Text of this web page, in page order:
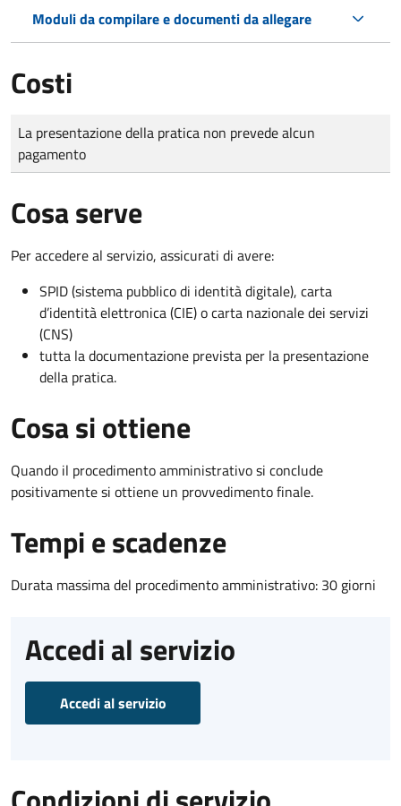
Moduli da compilare e documenti da allegare
Costi
Tipo di pagamento
Importo
La presentazione della pratica non prevede alcun
pagamento
Cosa serve
Per accedere al servizio, assicurati di avere:
SPID (sistema pubblico di identità digitale), carta
d’identità elettronica (CIE) o carta nazionale dei servizi
(CNS)
tutta la documentazione prevista per la presentazione
della pratica.
Cosa si ottiene
Quando il procedimento amministrativo si conclude
positivamente si ottiene un provvedimento finale.
Tempi e scadenze
Durata massima del procedimento amministrativo: 30 giorni
Accedi al servizio
Accedi al servizio